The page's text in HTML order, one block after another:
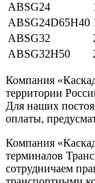
ABSG24
ABSG24D65H40
ABSG32
ABSG32H50
Компания
территории
Для наших
оплаты,
Компания
терминалов
сотрудничаем